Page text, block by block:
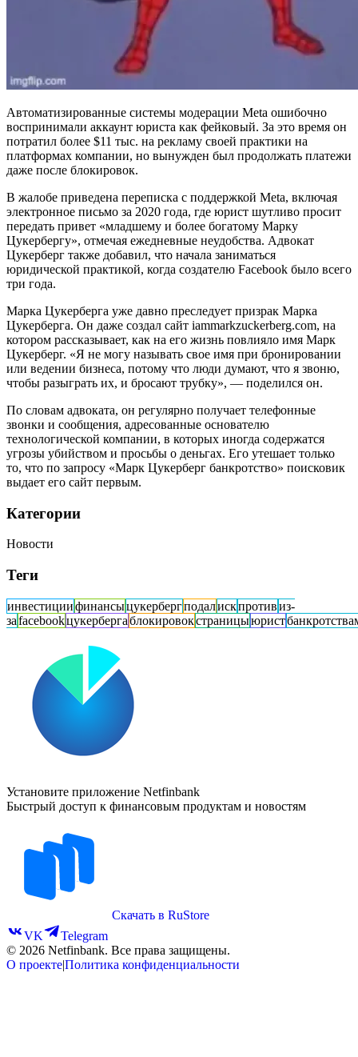
Автоматизированные системы модерации Meta ошибочно
воспринимали аккаунт юриста как фейковый. За это время он
потратил более $11 тыс. на рекламу своей практики на
платформах компании, но вынужден был продолжать платежи
даже после блокировок.
В жалобе приведена переписка с поддержкой Meta, включая
электронное письмо за 2020 года, где юрист шутливо просит
передать привет «младшему и более богатому Марку
Цукербергу», отмечая ежедневные неудобства. Адвокат
Цукерберг также добавил, что начала заниматься
юридической практикой, когда создателю Facebook было всего
три года.
Марка Цукерберга уже давно преследует призрак Марка
Цукерберга. Он даже создал сайт iammarkzuckerberg.com, на
котором рассказывает, как на его жизнь повлияло имя Марк
Цукерберг. «Я не могу называть свое имя при бронировании
или ведении бизнеса, потому что люди думают, что я звоню,
чтобы разыграть их, и бросают трубку», — поделился он.
По словам адвоката, он регулярно получает телефонные
звонки и сообщения, адресованные основателю
технологической компании, в которых иногда содержатся
угрозы убийством и просьбы о деньгах. Его утешает только
то, что по запросу «Марк Цукерберг банкротство» поисковик
выдает его сайт первым.
Категории
Новости
Теги
инвестициифинансыцукербергподалискпротивиз-
заfacebookцукербергаблокировокстраницыюрист
Установите приложение Netfinbank
Быстрый доступ к финансовым продуктам и новостям
Скачать в RuStore
VK
Telegram
© 2026 Netfinbank. Все права защищены.
О проекте|Политика конфиденциальности